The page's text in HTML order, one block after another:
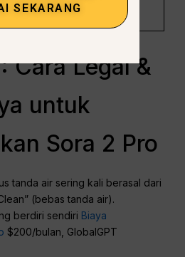
Berbayar
Cara Legal &
untuk
Sora 2 Pro
tanda air sering kali berasal dari
(bebas tanda air).
berdiri sendiri Biaya
$200/bulan, GlobalGPT
SEKARANG